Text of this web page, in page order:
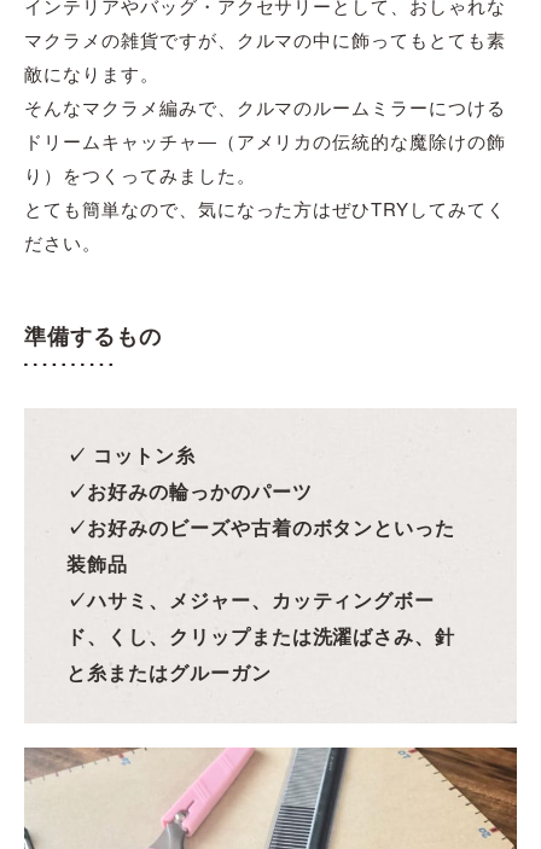
インテリアやバッグ・アクセサリーとして、おしゃれな
マクラメの雑貨ですが、クルマの中に飾ってもとても素
敵になります。
そんなマクラメ編みで、クルマのルームミラーにつける
ドリームキャッチャ―（アメリカの伝統的な魔除けの飾
り）をつくってみました。
とても簡単なので、気になった方はぜひTRYしてみてく
ださい。
準備するもの
✓ コットン糸
✓お好みの輪っかのパーツ
✓お好みのビーズや古着のボタンといった
装飾品
✓ハサミ、メジャー、カッティングボー
ド、くし、クリップまたは洗濯ばさみ、針
と糸またはグルーガン